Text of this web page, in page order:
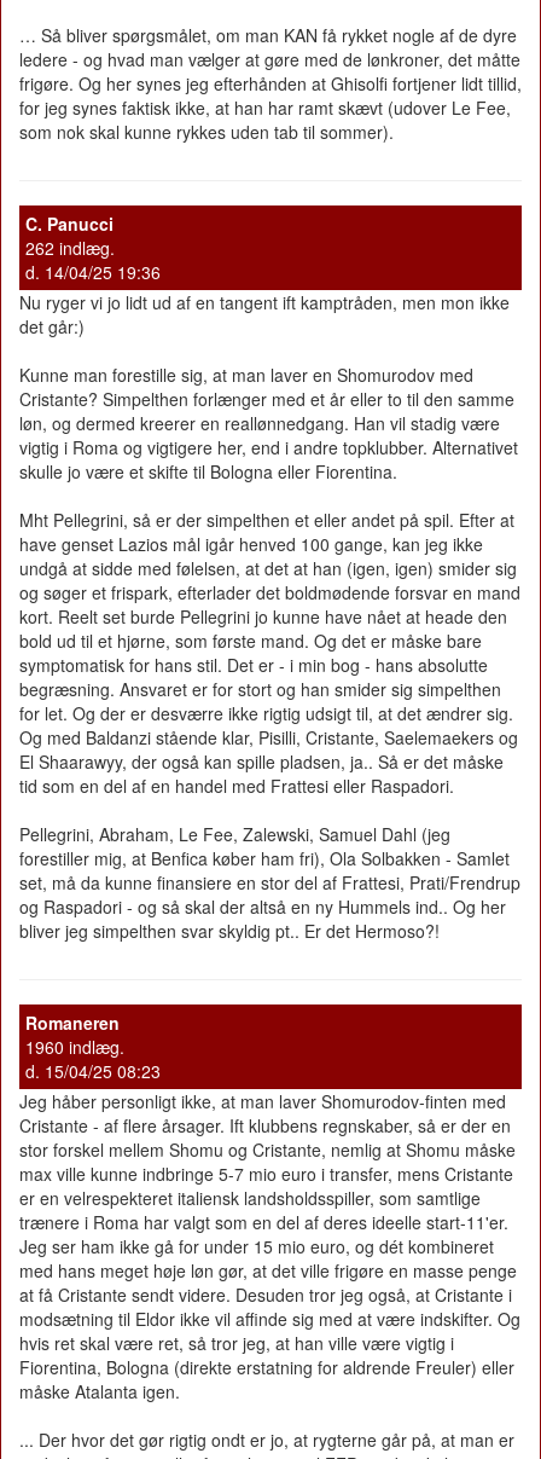
… Så bliver spørgsmålet, om man KAN få rykket nogle af de dyre
ledere - og hvad man vælger at gøre med de lønkroner, det måtte
frigøre. Og her synes jeg efterhånden at Ghisolfi fortjener lidt tillid,
for jeg synes faktisk ikke, at han har ramt skævt (udover Le Fee,
som nok skal kunne rykkes uden tab til sommer).
C. Panucci
262 indlæg.
d. 14/04/25 19:36
Nu ryger vi jo lidt ud af en tangent ift kamptråden, men mon ikke
det går:)
Kunne man forestille sig, at man laver en Shomurodov med
Cristante? Simpelthen forlænger med et år eller to til den samme
løn, og dermed kreerer en reallønnedgang. Han vil stadig være
vigtig i Roma og vigtigere her, end i andre topklubber. Alternativet
skulle jo være et skifte til Bologna eller Fiorentina.
Mht Pellegrini, så er der simpelthen et eller andet på spil. Efter at
have genset Lazios mål igår henved 100 gange, kan jeg ikke
undgå at sidde med følelsen, at det at han (igen, igen) smider sig
og søger et frispark, efterlader det boldmødende forsvar en mand
kort. Reelt set burde Pellegrini jo kunne have nået at heade den
bold ud til et hjørne, som første mand. Og det er måske bare
symptomatisk for hans stil. Det er - i min bog - hans absolutte
begræsning. Ansvaret er for stort og han smider sig simpelthen
for let. Og der er desværre ikke rigtig udsigt til, at det ændrer sig.
Og med Baldanzi stående klar, Pisilli, Cristante, Saelemaekers og
El Shaarawyy, der også kan spille pladsen, ja.. Så er det måske
tid som en del af en handel med Frattesi eller Raspadori.
Pellegrini, Abraham, Le Fee, Zalewski, Samuel Dahl (jeg
forestiller mig, at Benfica køber ham fri), Ola Solbakken - Samlet
set, må da kunne finansiere en stor del af Frattesi, Prati/Frendrup
og Raspadori - og så skal der altså en ny Hummels ind.. Og her
bliver jeg simpelthen svar skyldig pt.. Er det Hermoso?!
Romaneren
1960 indlæg.
d. 15/04/25 08:23
Jeg håber personligt ikke, at man laver Shomurodov-finten med
Cristante - af flere årsager. Ift klubbens regnskaber, så er der en
stor forskel mellem Shomu og Cristante, nemlig at Shomu måske
max ville kunne indbringe 5-7 mio euro i transfer, mens Cristante
er en velrespekteret italiensk landsholdsspiller, som samtlige
trænere i Roma har valgt som en del af deres ideelle start-11'er.
Jeg ser ham ikke gå for under 15 mio euro, og dét kombineret
med hans meget høje løn gør, at det ville frigøre en masse penge
at få Cristante sendt videre. Desuden tror jeg også, at Cristante i
modsætning til Eldor ikke vil affinde sig med at være indskifter. Og
hvis ret skal være ret, så tror jeg, at han ville være vigtig i
Fiorentina, Bologna (direkte erstatning for aldrende Freuler) eller
måske Atalanta igen.
... Der hvor det gør rigtig ondt er jo, at rygterne går på, at man er